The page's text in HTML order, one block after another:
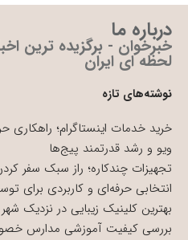
درباره ما
خبرخوان - برگزیده ترین
لحظه ای ایران
نوشته‌های تازه
خرید خدمات اینستاگرام؛ راهکاری
ویو و رشد قدرتمند پیج‌ها
تجهیزات چندکاره؛ راز سبک سفر
انتخابی حرفه‌ای و کاربردی برای
بهترین کلینیک زیبایی در نزدیک
بررسی کیفیت آموزشی مدارس